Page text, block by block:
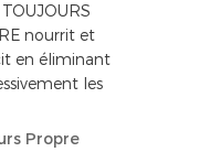
nourrit et
en éliminant
les
Propre